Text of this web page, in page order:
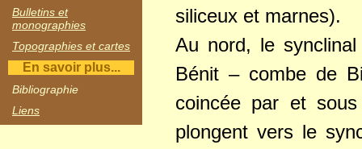
Bulletins et
monographies
Topographies et cartes
En savoir plus...
Bibliographie
Liens
siliceux et marnes).
Au nord, le
Bénit – combe de
coincée par et
plongent vers le